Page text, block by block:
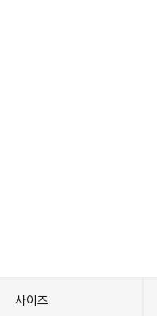
사이즈